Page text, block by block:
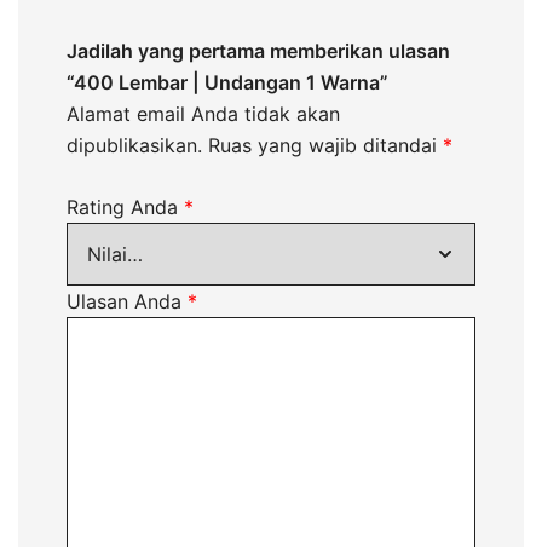
Jadilah yang pertama memberikan ulasan
“400 Lembar | Undangan 1 Warna”
Alamat email Anda tidak akan
dipublikasikan. Ruas yang wajib ditandai *
Rating Anda *
Ulasan Anda *